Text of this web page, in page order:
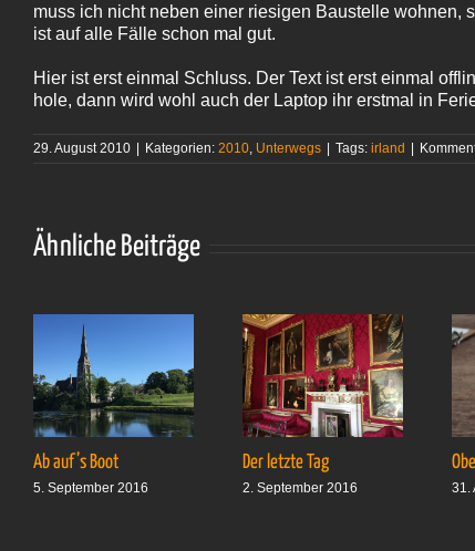
muss ich nicht neben einer riesigen Baustelle wohnen,
ist auf alle Fälle schon mal gut.
Hier ist erst einmal Schluss. Der Text ist erst einmal
hole, dann wird wohl auch der Laptop ihr erstmal in
29. August 2010 | Kategorien: 2010 Unterwegs | Tags: irland |
Ähnliche Beiträge
Ab auf’s Boot
5. September 2016
Der letzte Tag
2. September 2016 31.